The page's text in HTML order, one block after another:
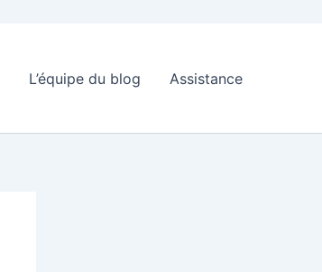
L’équipe du blog Assistance